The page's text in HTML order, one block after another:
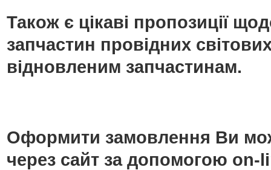
Також є цікаві пропозиції
запчастин провідних
відновленим запчастинам.
Оформити замовлення Ви
через сайт за допомогою